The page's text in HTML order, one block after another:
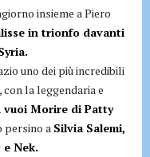
insieme a Piero
in trionfo davanti
uno dei più incredibili
la leggendaria e
vuoi Morire di Patty
persino a Silvia Salemi,
e Nek.